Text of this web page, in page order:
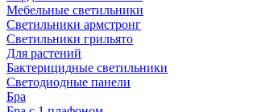
Мебельные светильники
Светильники армстронг
Светильники грильято
Для растений
Бактерицидные светильники
Светодиодные панели
Бра